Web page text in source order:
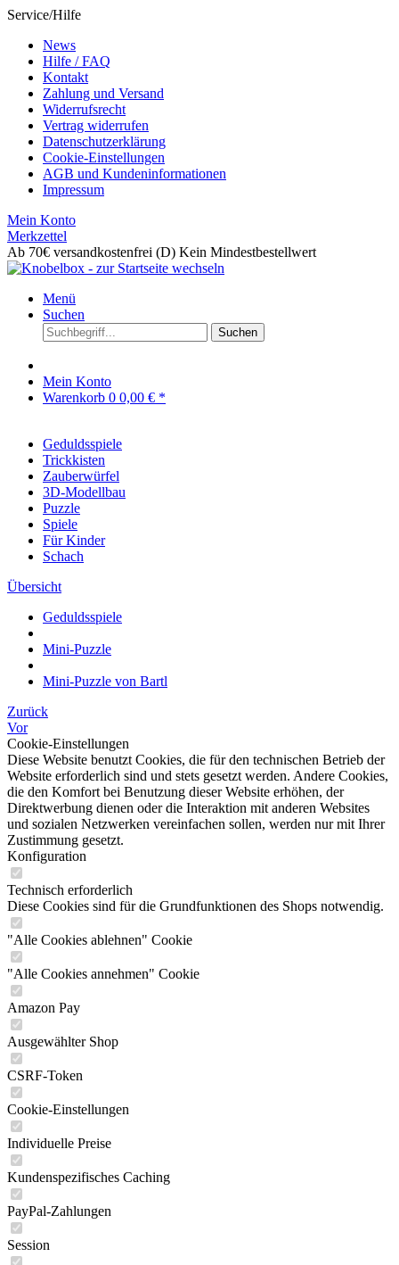
Service/Hilfe
News
Hilfe / FAQ
Kontakt
Zahlung und Versand
Widerrufsrecht
Vertrag widerrufen
Datenschutzerklärung
Cookie-Einstellungen
AGB und Kundeninformationen
Impressum
Mein Konto
Merkzettel
Ab 70€ versandkostenfrei (D) Kein Mindestbestellwert
Menü
Suchen
Suchen
Mein Konto
Warenkorb 0 0,00 € *
Geduldsspiele
Trickkisten
Zauberwürfel
3D-Modellbau
Puzzle
Spiele
Für Kinder
Schach
Übersicht
Geduldsspiele
Mini-Puzzle
Mini-Puzzle von Bartl
Zurück
Vor
Cookie-Einstellungen
Diese Website benutzt Cookies, die für den technischen Betrieb der
Website erforderlich sind und stets gesetzt werden. Andere Cookies,
die den Komfort bei Benutzung dieser Website erhöhen, der
Direktwerbung dienen oder die Interaktion mit anderen Websites
und sozialen Netzwerken vereinfachen sollen, werden nur mit Ihrer
Zustimmung gesetzt.
Konfiguration
Technisch erforderlich
Diese Cookies sind für die Grundfunktionen des Shops notwendig.
"Alle Cookies ablehnen" Cookie
"Alle Cookies annehmen" Cookie
Amazon Pay
Ausgewählter Shop
CSRF-Token
Cookie-Einstellungen
Individuelle Preise
Kundenspezifisches Caching
PayPal-Zahlungen
Session